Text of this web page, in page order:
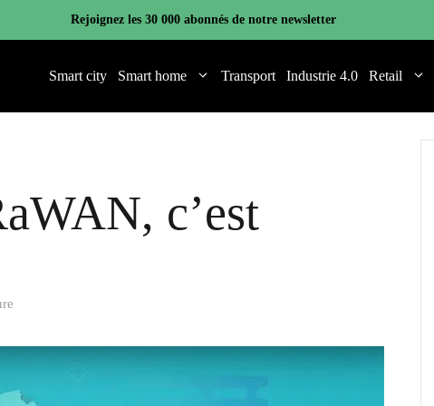
Rejoignez les 30 000 abonnés de notre newsletter
Smart city Smart home Transport Industrie 4.0 Retail
c’est